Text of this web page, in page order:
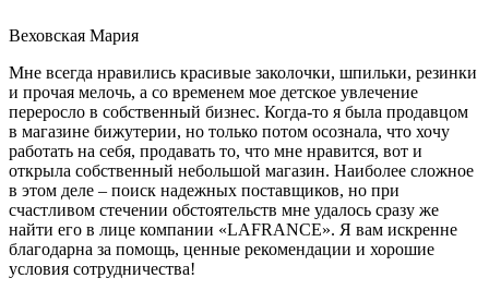
Веховская Мария
Мне всегда нравились красивые заколочки, шпильки, резинки
и прочая мелочь, а со временем мое детское увлечение
переросло в собственный бизнес. Когда-то я была продавцом
в магазине бижутерии, но только потом осознала, что хочу
работать на себя, продавать то, что мне нравится, вот и
открыла собственный небольшой магазин. Наиболее сложное
в этом деле – поиск надежных поставщиков, но при
счастливом стечении обстоятельств мне удалось сразу же
найти его в лице компании «LAFRANCE». Я вам искренне
благодарна за помощь, ценные рекомендации и хорошие
условия сотрудничества!